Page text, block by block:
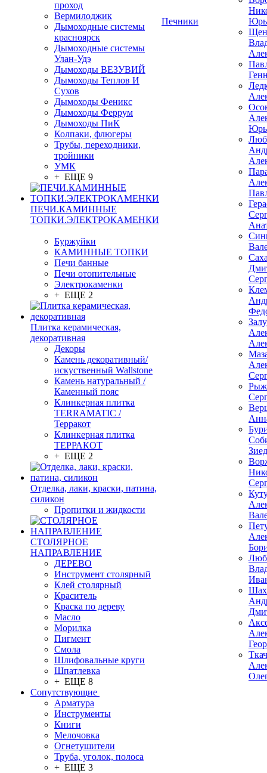
проход
Вермилоджик
Дымоходные системы
красноярск
Дымоходные системы
Улан-Удэ
Дымоходы ВЕЗУВИЙ
Дымоходы Теплов И
Сухов
Дымоходы Феникс
Дымоходы Феррум
Дымоходы ПиК
Колпаки, флюгеры
Трубы, переходники,
тройники
УМК
+ ЕЩЕ 9
ПЕЧИ.КАМИННЫЕ
ТОПКИ.ЭЛЕКТРОКАМЕНКИ
Буржуйки
КАМИННЫЕ ТОПКИ
Печи банные
Печи отопительные
Электрокаменки
+ ЕЩЕ 2
Плитка керамическая,
декоративная
Декоры
Камень декоративный/
искуственный Wallstone
Камень натуральный /
Каменный пояс
Клинкерная плитка
TERRAMATIC /
Терракот
Клинкерная плитка
ТЕРРАКОТ
+ ЕЩЕ 2
Отделка, лаки, краски, патина,
силикон
Пропитки и жидкости
СТОЛЯРНОЕ
НАПРАВЛЕНИЕ
ДЕРЕВО
Инструмент столярный
Клей столярный
Краситель
Краска по дереву
Масло
Морилка
Пигмент
Смола
Шлифовальные круги
Шпатлевка
+ ЕЩЕ 8
Сопутствующие
Арматура
Инструменты
Книги
Мелочовка
Огнетушители
Труба, уголок, полоса
+ ЕЩЕ 3
Печники